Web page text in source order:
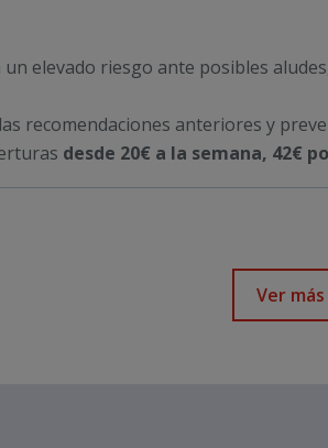
elevado riesgo ante posibles
recomendaciones anteriores y
desde 20€ a la semana, 42€
Ver